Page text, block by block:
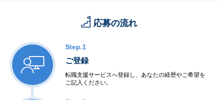
応募の流れ
Step.1
ご登録
転職支援サービスへ登録し、あなたの経歴やご希望を
ご記入ください。